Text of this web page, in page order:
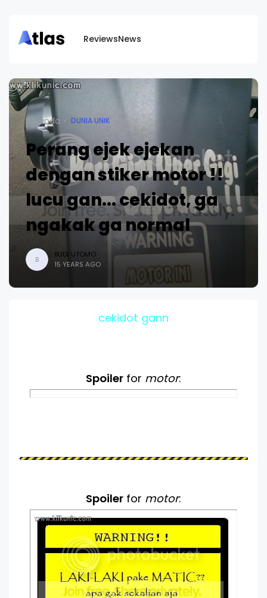
ReviewsNews
Beranda DUNIA UNIK
Perang ejek ejekan
dengan stiker motor !!
lucu gan... cekidot, ga
ngakak ga normal
B
BUDI UTOMO
15 YEARS AGO
cekidot gann
Spoiler for motor:
Spoiler for motor: